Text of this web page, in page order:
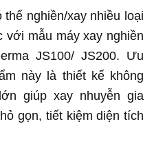
nghiền/xay nhiều loại
với mẫu máy xay nghiền
JS100/ JS200. Ưu
này là thiết kế không
giúp xay nhuyễn gia
gọn, tiết kiệm diện tích